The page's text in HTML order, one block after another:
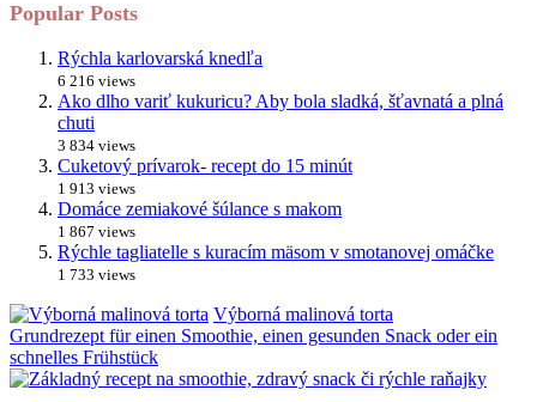
Popular Posts
Rýchla karlovarská knedľa
6 216 views
Ako dlho variť kukuricu? Aby bola sladká, šťavnatá a plná
chuti
3 834 views
Cuketový prívarok- recept do 15 minút
1 913 views
Domáce zemiakové šúlance s makom
1 867 views
Rýchle tagliatelle s kuracím mäsom v smotanovej omáčke
1 733 views
Výborná malinová torta
Grundrezept für einen Smoothie, einen gesunden Snack oder ein
schnelles Frühstück